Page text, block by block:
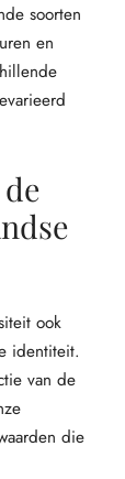
soorten
en
ook
identiteit.
van de
die